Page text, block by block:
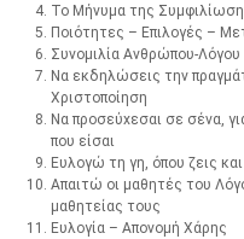
Το Μήνυμα της
Ποιότητες – Επιλογές –
Συνομιλία Ανθρώπου-Λόγου
Να εκδηλώσεις την
Xριστοποίηση
Να προσεύχεσαι σε σένα,
που είσαι
Ευλογώ τη γη, όπου ζεις
Απαιτώ οι μαθητές του
μαθητείας τους
Ευλογία – Απονομή Χάρης